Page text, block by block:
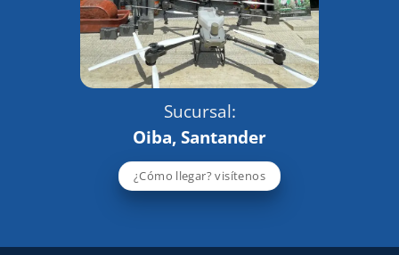
Sucursal:
Oiba, Santander
¿Cómo llegar? visítenos